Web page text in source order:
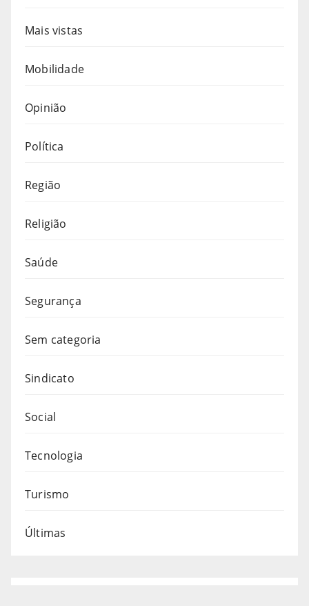
Mais vistas
Mobilidade
Opinião
Política
Região
Religião
Saúde
Segurança
Sem categoria
Sindicato
Social
Tecnologia
Turismo
Últimas